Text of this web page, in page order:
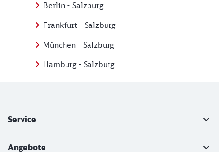
Berlin - Salzburg
Frankfurt - Salzburg
München - Salzburg
Hamburg - Salzburg
Service
Angebote